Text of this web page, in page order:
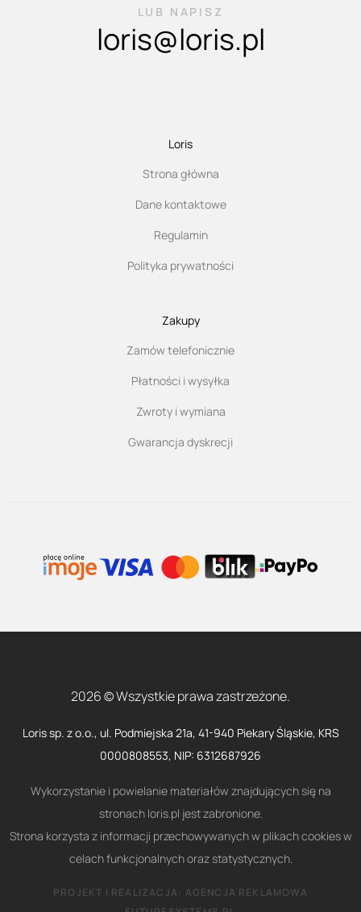
LUB NAPISZ
loris@loris.pl
Loris
Strona główna
Dane kontaktowe
Regulamin
Polityka prywatności
Zakupy
Zamów telefonicznie
Płatności i wysyłka
Zwroty i wymiana
Gwarancja dyskrecji
2026 © Wszystkie prawa zastrzeżone.
Loris sp. z o.o., ul. Podmiejska 21a, 41-940 Piekary Śląskie, KRS
0000808553, NIP: 6312687926
Wykorzystanie i powielanie materiałów znajdujących się na
stronach loris.pl jest zabronione.
Strona korzysta z informacji przechowywanych w plikach cookies w
celach funkcjonalnych oraz statystycznych.
PROJEKT I REALIZACJA: AGENCJA REKLAMOWA